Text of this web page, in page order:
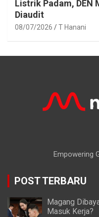
Listrik Padam, DEN
Diaudit
08/07/2026 T Hanani
Empowering
POST TERBARU
Magang
Masuk Kerja?